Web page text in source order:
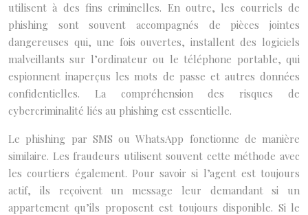
utilisent à des fins criminelles. En outre, les courriels de
phishing sont souvent accompagnés de pièces jointes
dangereuses qui, une fois ouvertes, installent des logiciels
malveillants sur l’ordinateur ou le téléphone portable, qui
espionnent inaperçus les mots de passe et autres données
confidentielles. La compréhension des risques de
cybercriminalité liés au phishing est essentielle.
Le phishing par SMS ou WhatsApp fonctionne de manière
similaire. Les fraudeurs utilisent souvent cette méthode avec
les courtiers également. Pour savoir si l’agent est toujours
actif, ils reçoivent un message leur demandant si un
appartement qu’ils proposent est toujours disponible. Si le